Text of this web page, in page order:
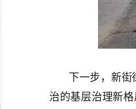
下一步，新
治的基层治理新